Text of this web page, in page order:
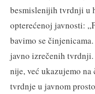
besmislenijih tvrdnji u
opterećenoj javnosti:
bavimo se
javno izrečenih tvrdnji.
nije, već ukazujemo
tvrdnje u javnom